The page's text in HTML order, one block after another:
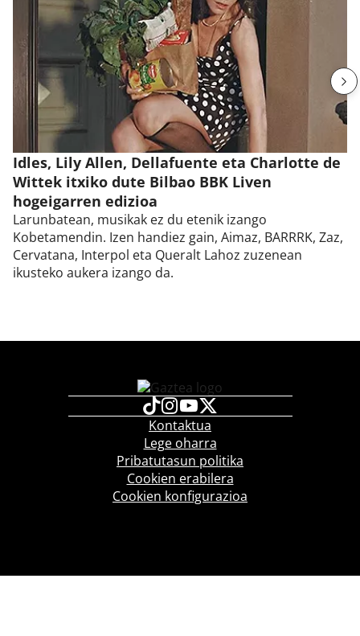
Idles, Lily Allen, Dellafuente eta Charlotte de
Wittek itxiko dute Bilbao BBK Liven
hogeigarren edizioa
Larunbatean, musikak ez du etenik izango
Kobetamendin. Izen handiez gain, Aimaz, BARRRK, Zaz,
Cervatana, Interpol eta Queralt Lahoz zuzenean
ikusteko aukera izango da.
Kontaktua
Lege oharra
Pribatutasun politika
Cookien erabilera
Cookien konfigurazioa